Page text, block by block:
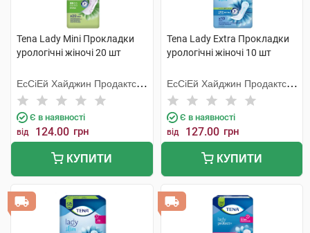
Tena Lady Mini Прокладки
урологічні жіночі 20 шт
ЕсСіЕй Хайджин Продактс
Хугезанд
Є в наявності
від 124.00 грн
КУПИТИ
Tena Lady Extra Прокладки
урологічні жіночі 10 шт
ЕсСіЕй Хайджин Продактс
Хугезанд
Є в наявності
від 127.00 грн
КУПИТИ